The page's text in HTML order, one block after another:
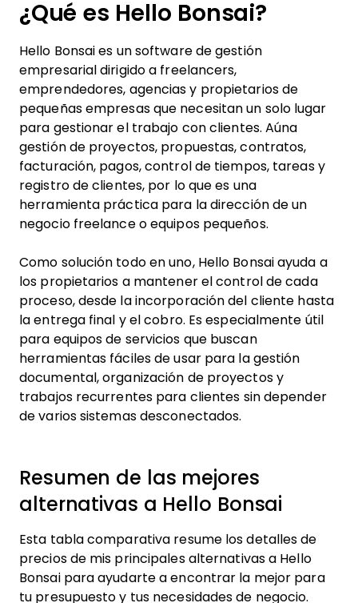
¿Qué es Hello Bonsai?
Hello Bonsai es un software de gestión
empresarial dirigido a freelancers,
emprendedores, agencias y propietarios de
pequeñas empresas que necesitan un solo lugar
para gestionar el trabajo con clientes. Aúna
gestión de proyectos, propuestas, contratos,
facturación, pagos, control de tiempos, tareas y
registro de clientes, por lo que es una
herramienta práctica para la dirección de un
negocio freelance o equipos pequeños.
Como solución todo en uno, Hello Bonsai ayuda a
los propietarios a mantener el control de cada
proceso, desde la incorporación del cliente hasta
la entrega final y el cobro. Es especialmente útil
para equipos de servicios que buscan
herramientas fáciles de usar para la gestión
documental, organización de proyectos y
trabajos recurrentes para clientes sin depender
de varios sistemas desconectados.
Resumen de las mejores
alternativas a Hello Bonsai
Esta tabla comparativa resume los detalles de
precios de mis principales alternativas a Hello
Bonsai para ayudarte a encontrar la mejor para
tu presupuesto y tus necesidades de negocio.